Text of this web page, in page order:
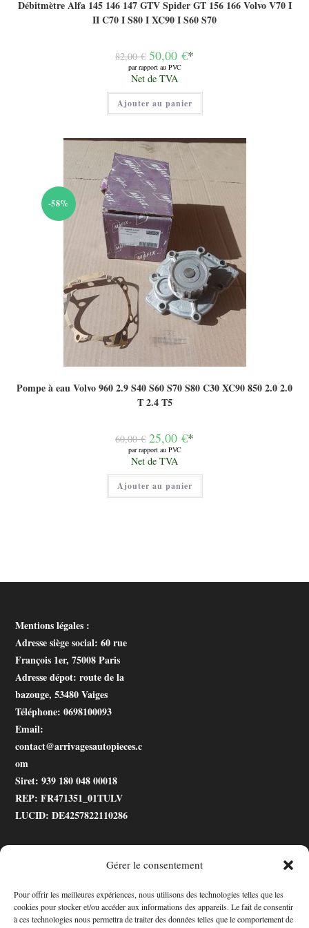
Gérer le consentement
Pour offrir les meilleures expériences, nous utilisons des technologies telles que les
cookies pour stocker et/ou accéder aux informations des appareils. Le fait de consentir
à ces technologies nous permettra de traiter des données telles que le comportement de
Débitmètre Alfa 145 146 147 GTV Spider GT 156 166 Volvo V70 I
II C70 I S80 I XC90 I S60 S70
82,00€ Le
prix
initial
était :
82,00 €.
50,00 €*
par rapport au PVC
Le
prix
actuel
est :
50,00 €.
Net de TVA
Ajouter au panier
-58%
Pompe à eau Volvo 960 2.9 S40 S60 S70 S80 C30 XC90 850 2.0 2.0
T 2.4 T5
60,00€ Le
prix
initial
était :
60,00 €.
25,00 €*
par rapport au PVC
Le
prix
actuel
est :
25,00 €.
Net de TVA
Ajouter au panier
Mentions légales :
Adresse siège social: 60 rue
François 1er, 75008 Paris
Adresse dépot: route de la
bazouge, 53480 Vaiges
Téléphone: 0698100093
Email:
contact@arrivagesautopieces.c
om
Siret: 939 180 048 00018
REP: FR471351_01TULV
LUCID: DE4257822110286
Accessibilité